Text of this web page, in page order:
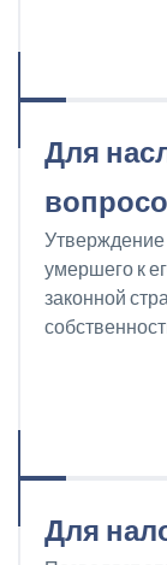
Для
Утверждение
умершего к
законной
Для